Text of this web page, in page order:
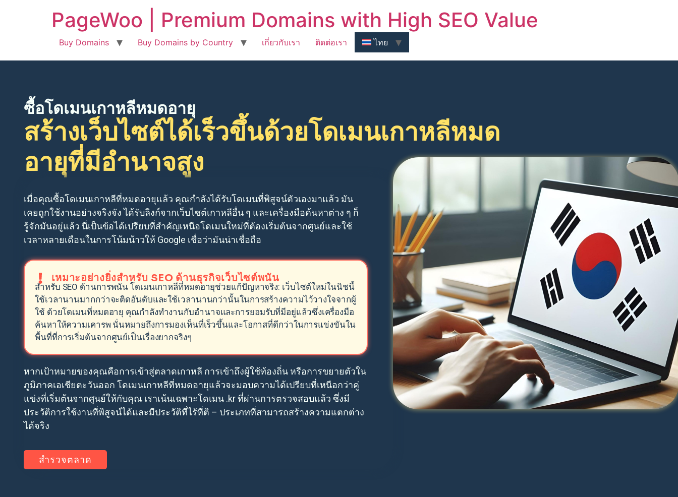
PageWoo | Premium Domains with High SEO Value
Buy Domains Buy Domains by Country เกี่ยวกับเรา ติดต่อเรา ไทย
ซื้อโดเมนเกาหลีหมดอายุ
สร้างเว็บไซต์ได้เร็วขึ้นด้วยโดเมนเกาหลีหมด
อายุที่มีอำนาจสูง
เมื่อคุณซื้อโดเมนเกาหลีที่หมดอายุแล้ว คุณกำลังได้รับโดเมนที่พิสูจน์ตัวเองมาแล้ว มัน
เคยถูกใช้งานอย่างจริงจัง ได้รับลิงก์จากเว็บไซต์เกาหลีอื่น ๆ และเครื่องมือค้นหาต่าง ๆ ก็
รู้จักมันอยู่แล้ว นี่เป็นข้อได้เปรียบที่สำคัญเหนือโดเมนใหม่ที่ต้องเริ่มต้นจากศูนย์และใช้
เวลาหลายเดือนในการโน้มน้าวให้ Google เชื่อว่ามันน่าเชื่อถือ
เหมาะอย่างยิ่งสำหรับ SEO ด้านธุรกิจเว็บไซต์พนัน
สำหรับ SEO ด้านการพนัน โดเมนเกาหลีที่หมดอายุช่วยแก้ปัญหาจริง: เว็บไซต์ใหม่ในนิชนี้
ใช้เวลานานมากกว่าจะติดอันดับและใช้เวลานานกว่านั้นในการสร้างความไว้วางใจจากผู้
ใช้ ด้วยโดเมนที่หมดอายุ คุณกำลังทำงานกับอำนาจและการยอมรับที่มีอยู่แล้วซึ่งเครื่องมือ
ค้นหาให้ความเคารพ นั่นหมายถึงการมองเห็นที่เร็วขึ้นและโอกาสที่ดีกว่าในการแข่งขันใน
พื้นที่ที่การเริ่มต้นจากศูนย์เป็นเรื่องยากจริงๆ
หากเป้าหมายของคุณคือการเข้าสู่ตลาดเกาหลี การเข้าถึงผู้ใช้ท้องถิ่น หรือการขยายตัวใน
ภูมิภาคเอเชียตะวันออก โดเมนเกาหลีที่หมดอายุแล้วจะมอบความได้เปรียบที่เหนือกว่าคู่
แข่งที่เริ่มต้นจากศูนย์ให้กับคุณ เราเน้นเฉพาะโดเมน .kr ที่ผ่านการตรวจสอบแล้ว ซึ่งมี
ประวัติการใช้งานที่พิสูจน์ได้และมีประวัติที่ไร้ที่ติ – ประเภทที่สามารถสร้างความแตกต่าง
ได้จริง
สำรวจตลาด